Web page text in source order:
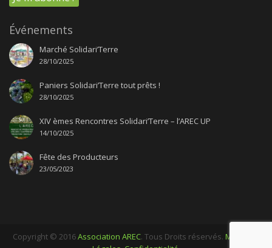
Événements
Marché Solidari’Terre
28/10/2025
Paniers Solidari’Terre tout prêts !
28/10/2025
XIV èmes Rencontres Solidari’Terre – l’AREC UP
14/10/2025
Fête des Producteurs
23/05/2023
Copyright © 2016Association AREC. Tous Droits réservés. Mentions